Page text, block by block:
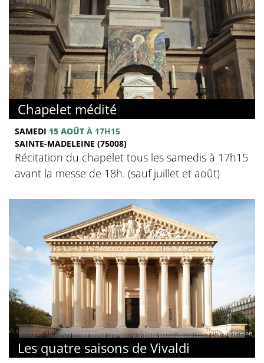
Chapelet médité
SAMEDI 15 AOÛT À 17H15
SAINTE-MADELEINE (75008)
Récitation du chapelet tous les samedis à 17h15
avant la messe de 18h. (sauf juillet et août)
© La Madeleine
Les quatre saisons de Vivaldi